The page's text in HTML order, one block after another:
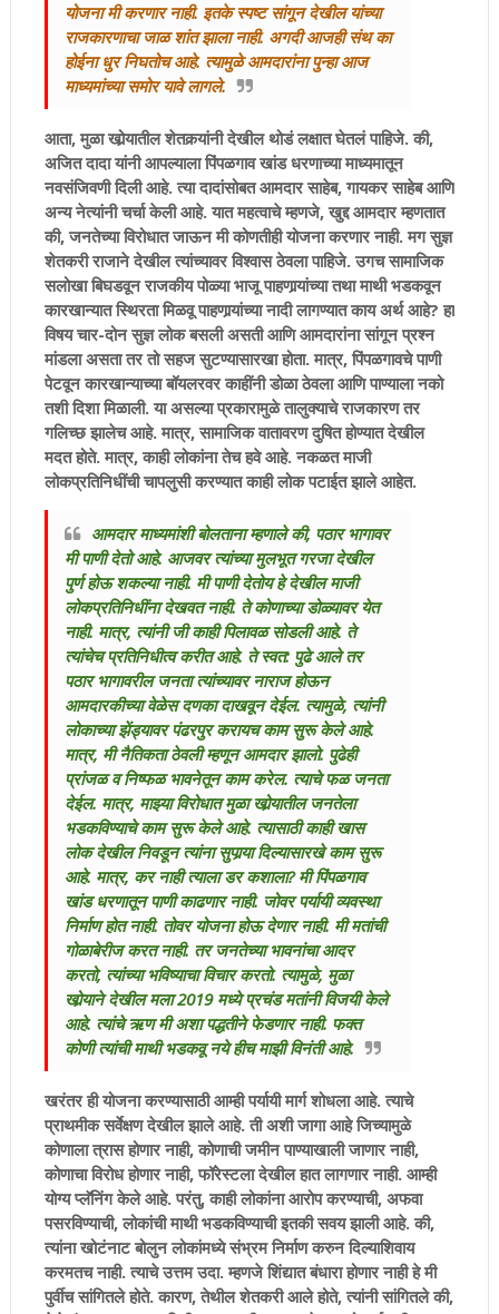
योजना मी करणार नाही. इतके स्पष्ट सांगून देखील यांच्या
राजकारणाचा जाळ शांत झाला नाही. अगदी आजही संथ का
होईना धुर निघतोच आहे. त्यामुळे आमदारांना पुन्हा आज
माध्यमांच्या समोर यावे लागले.
आता, मुळा खोर्‍यातील शेतकर्‍यांनी देखील थोडं लक्षात घेतलं पाहिजे. की,
अजित दादा यांनी आपल्याला पिंपळगाव खांड धरणाच्या माध्यमातून
नवसंजिवणी दिली आहे. त्या दादांसोबत आमदार साहेब, गायकर साहेब आणि
अन्य नेत्यांनी चर्चा केली आहे. यात महत्वाचे म्हणजे, खुद्द आमदार म्हणतात
की, जनतेच्या विरोधात जाऊन मी कोणतीही योजना करणार नाही. मग सुज्ञ
शेतकरी राजाने देखील त्यांच्यावर विश्वास ठेवला पाहिजे. उगच सामाजिक
सलोखा बिघडवून राजकीय पोळ्या भाजू पाहणार्‍यांच्या तथा माथी भडकवून
कारखान्यात स्थिरता मिळवू पाहणार्‍यांच्या नादी लागण्यात काय अर्थ आहे? हा
विषय चार-दोन सुज्ञ लोक बसली असती आणि आमदारांना सांगून प्रश्न
मांडला असता तर तो सहज सुटण्यासारखा होता. मात्र, पिंपळगावचे पाणी
पेटवून कारखान्याच्या बॉयलरवर काहींनी डोळा ठेवला आणि पाण्याला नको
तशी दिशा मिळाली. या असल्या प्रकारामुळे तालुक्याचे राजकारण तर
गलिच्छ झालेच आहे. मात्र, सामाजिक वातावरण दुषित होण्यात देखील
मदत होते. मात्र, काही लोकांना तेच हवे आहे. नकळत माजी
लोकप्रतिनिधींची चापलुसी करण्यात काही लोक पटाईत झाले आहेत.
आमदार माध्यमांशी बोलताना म्हणाले की, पठार भागावर
मी पाणी देतो आहे. आजवर त्यांच्या मुलभूत गरजा देखील
पुर्ण होऊ शकल्या नाही. मी पाणी देतोय हे देखील माजी
लोकप्रतिनिधींना देखवत नाही. ते कोणाच्या डोळ्यावर येत
नाही. मात्र, त्यांनी जी काही पिलावळ सोडली आहे. ते
त्यांचेच प्रतिनिधीत्व करीत आहे. ते स्वत: पुढे आले तर
पठार भागावरील जनता त्यांच्यावर नाराज होऊन
आमदारकीच्या वेळेस दणका दाखवून देईल. त्यामुळे, त्यांनी
लोकाच्या झेंड्यावर पंढरपुर करायच काम सुरू केले आहे.
मात्र, मी नैतिकता ठेवली म्हणून आमदार झालो. पुढेही
प्रांजळ व निष्फळ भावनेतून काम करेल. त्याचे फळ जनता
देईल. मात्र, माझ्या विरोधात मुळा खोर्‍यातील जनतेला
भडकविण्याचे काम सुरू केले आहे. त्यासाठी काही खास
लोक देखील निवडून त्यांना सुपार्‍या दिल्यासारखे काम सुरू
आहे. मात्र, कर नाही त्याला डर कशाला? मी पिंपळगाव
खांड धरणातून पाणी काढणार नाही. जोवर पर्यायी व्यवस्था
निर्माण होत नाही. तोवर योजना होऊ देणार नाही. मी मतांची
गोळाबेरीज करत नाही. तर जनतेच्या भावनांचा आदर
करतो, त्यांच्या भविष्याचा विचार करतो. त्यामुळे, मुळा
खोर्‍याने देखील मला 2019 मध्ये प्रचंड मतांनी विजयी केले
आहे. त्यांचे ऋण मी अशा पद्धतीने फेडणार नाही. फक्त
कोणी त्यांची माथी भडकवू नये हीच माझी विनंती आहे.
खरंतर ही योजना करण्यासाठी आम्ही पर्यायी मार्ग शोधला आहे. त्याचे
प्राथमीक सर्वेक्षण देखील झाले आहे. ती अशी जागा आहे जिच्यामुळे
कोणाला त्रास होणार नाही, कोणाची जमीन पाण्याखाली जाणार नाही,
कोणाचा विरोध होणार नाही, फॉरेस्टला देखील हात लागणार नाही. आम्ही
योग्य प्लॅनिंग केले आहे. परंतु, काही लोकांना आरोप करण्याची, अफवा
पसरविण्याची, लोकांची माथी भडकविण्याची इतकी सवय झाली आहे. की,
त्यांना खोटंनाट बोलुन लोकांमध्ये संभ्रम निर्माण करुन दिल्याशिवाय
करमतच नाही. त्याचे उत्तम उदा. म्हणजे शिंद्यात बंधारा होणार नाही हे मी
पुर्वीच सांगितले होते. कारण, तेथील शेतकरी आले होते, त्यांनी सांगितले की,